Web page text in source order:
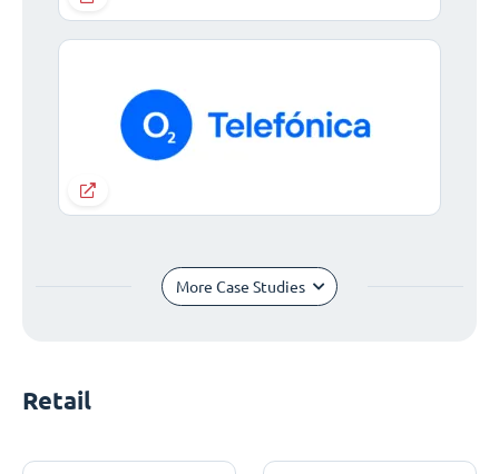
More Case Studies
Retail